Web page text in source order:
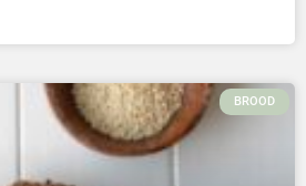
BROOD